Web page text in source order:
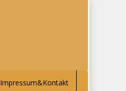
Impressum&Kontakt